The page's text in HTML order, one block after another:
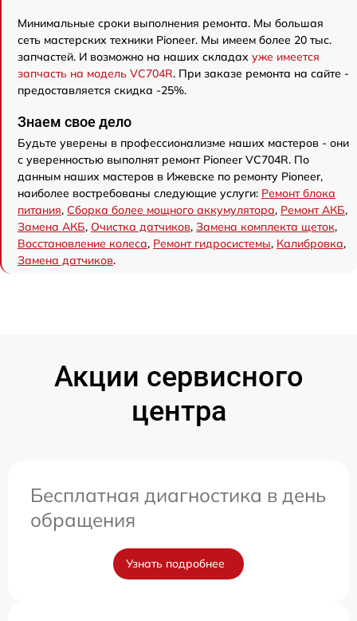
Минимальные сроки выполнения ремонта. Мы большая
сеть мастерских техники Pioneer. Мы имеем более 20 тыс.
запчастей. И возможно на наших складах уже имеется
запчасть на модель VC704R. При заказе ремонта на сайте -
предоставляется скидка -25%.
Знаем свое дело
Будьте уверены в профессионализме наших мастеров - они
с уверенностью выполнят ремонт Pioneer VC704R. По
данным наших мастеров в Ижевске по ремонту Pioneer,
наиболее востребованы следующие услуги: Ремонт блока
питания, Сборка более мощного аккумулятора, Ремонт АКБ,
Замена АКБ, Очистка датчиков, Замена комплекта щеток,
Восстановление колеса, Ремонт гидросистемы, Калибровка,
Замена датчиков.
Акции сервисного
центра
Бесплатная диагностика в день
обращения
Узнать подробнее